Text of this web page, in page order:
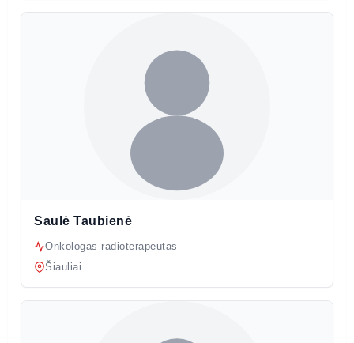
Saulė Taubienė
Onkologas radioterapeutas
Šiauliai